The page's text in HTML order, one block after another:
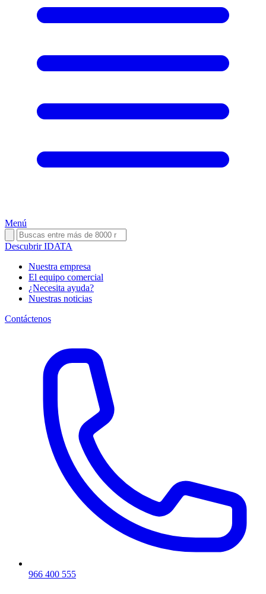
Menú
Descubrir IDATA
Nuestra empresa
El equipo comercial
¿Necesita ayuda?
Nuestras noticias
Contáctenos
966 400 555